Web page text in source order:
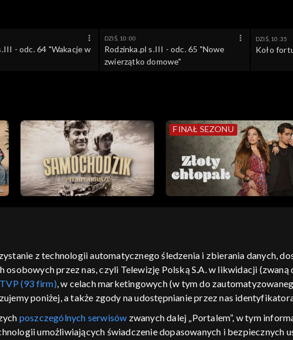
- odc. 64 "Wakacje w
DZIŚ, 10:00
Rodzinka.pl s.III - odc. 65 "Nowe
zwierzątko domowe"
DZIŚ, 10:35
Koło
FINAŁ SEZONU
,
pomoc kontakt voucher dostępność informacje
z technologii automatycznego śledzenia i zbierania danych,
przez nas, czyli Telewizję Polską S.A. w likwidacji (zwaną
(93 firm), w celach marketingowych (w tym do
poniżej, a także zgody na udostępnianie przez nas
poszczególnych serwisów zwanych dalej „Portalem”, w tym
umożliwiających świadczenie dopasowanych i bezpiecznych